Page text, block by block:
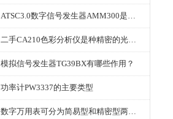
ATSC3.0数字信号发生器AMM300是能够产生各种数字信号的电子设备
二手CA210色彩分析仪是种精密的光学测量仪器
模拟信号发生器TG39BX有哪些作用？
功率计PW3337的主要类型
数字万用表可分为简易型和精密型两大类